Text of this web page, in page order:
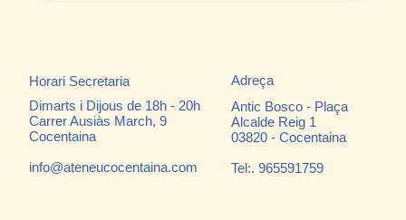
Adreça
Antic Bosco - Plaça
Alcalde Reig 1
03820 - Cocentaina
Tel:. 965591759
Horari Secretaria
Dimarts i Dijous de 18h - 20h
Carrer Ausiàs March, 9
Cocentaina
info@ateneucocentaina.com